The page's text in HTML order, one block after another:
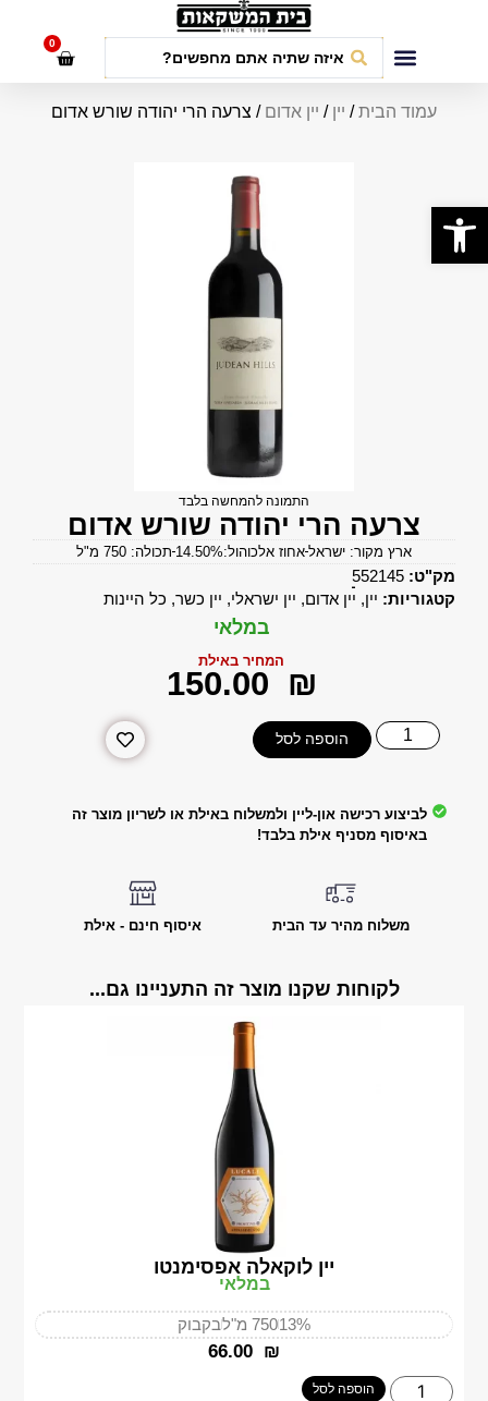
0
עמוד הבית/ יין / יין אדום / צרעה הרי יהודה שורש אדום
התמונה להמחשה בלבד
צרעה הרי יהודה שורש אדום
ארץ מקור: ישראל אחוז אלכוהול:14.50% תכולה: 750 מ"ל
מק"ט:552145
קטגוריות: יין, יין אדום, יין ישראלי, יין כשר, כל היינות
במלאי
המחיר באילת
‎150.00 ₪
הוספה לסל
לביצוע רכישה און-ליין ולמשלוח באילת או לשריון מוצר זה
באיסוף מסניף אילת בלבד!
משלוח מהיר עד הבית איסוף חינם - אילת
לקוחות שקנו מוצר זה התעניינו גם...
יין לוקאלה אפסימנטו
במלאי
13%750 מ"ל בקבוק
‎66.00 ₪
הוספה לסל
פתח סרגל נגישות